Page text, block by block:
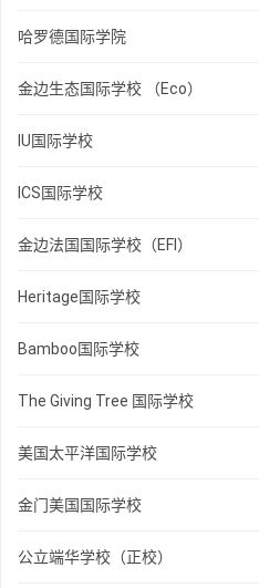
哈罗德国际学院
金边生态国际学校 （Eco）
IU国际学校
ICS国际学校
金边法国国际学校（EFI）
Heritage国际学校
Bamboo国际学校
The Giving Tree 国际学校
美国太平洋国际学校
金门美国国际学校
公立端华学校（正校）